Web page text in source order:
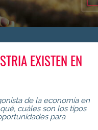
EXISTEN EN
de la economía en
cuáles son los tipos
para